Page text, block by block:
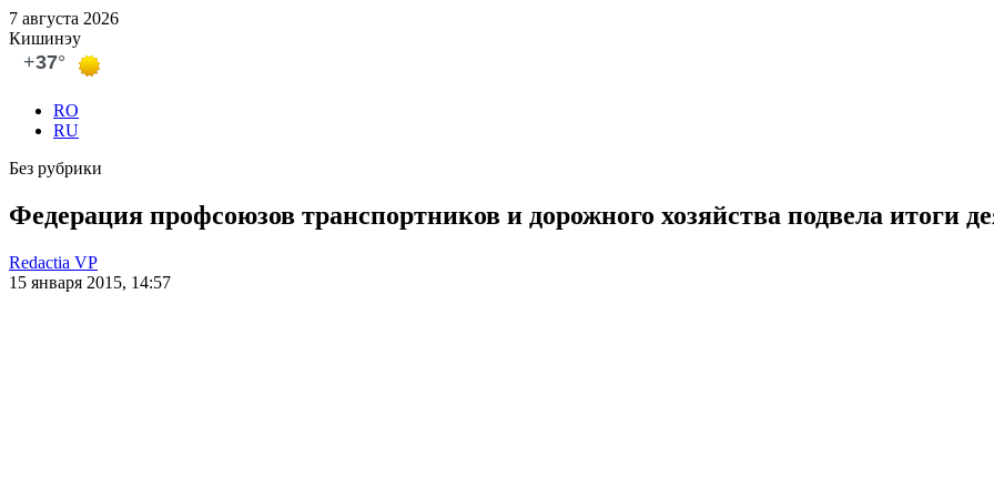
7 августа 2026
Кишинэу
RO
RU
Без рубрики
Федерация профсоюзов транспортников и дорожного хозяйства подвела итоги
Redactia VP
15 января 2015, 14:57